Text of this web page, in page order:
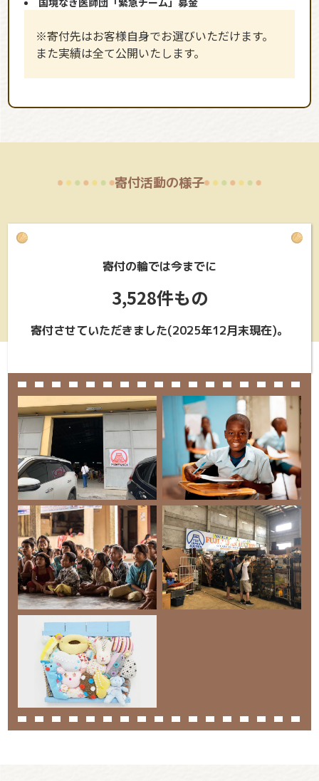
※寄付先はお客様自身でお選びいただけます。
また実績は全て公開いたします。
寄付活動の様子
寄付の輪では今までに
3,528件もの
寄付させていただきました(2025年12月末現在)。